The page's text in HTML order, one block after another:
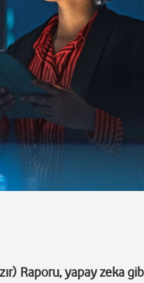
Raporu, yapay zeka